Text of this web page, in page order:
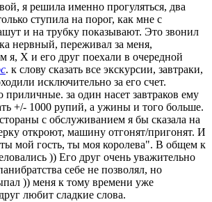
я решила именно прогуляться, два
ступила на порог, как мне с
и на трубку показывают. Это звонил
нервный, переживал за меня,
я, Х и его друг поехали в очередной
. к слову сказать все экскурсии, завтраки,
исключительно за его счет.
приличные. за один насет завтраков ему
+/- 1000 рупий, а ужины и того больше.
с обслуживанием я бы сказала на
откроют, машину отгонят/пригонят. И
мой гость, ты моя королева". В общем к
)) Его друг очень уважительно
себе не позволял, но
)) меня к тому времени уже
любит сладкие слова.